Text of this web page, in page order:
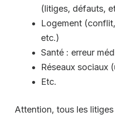
(litiges, défauts,
Logement
etc.)
Santé : erreur
Réseaux sociaux
Etc.
Attention, tous les